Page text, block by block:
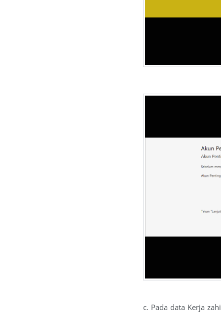
c. Pada data Kerja